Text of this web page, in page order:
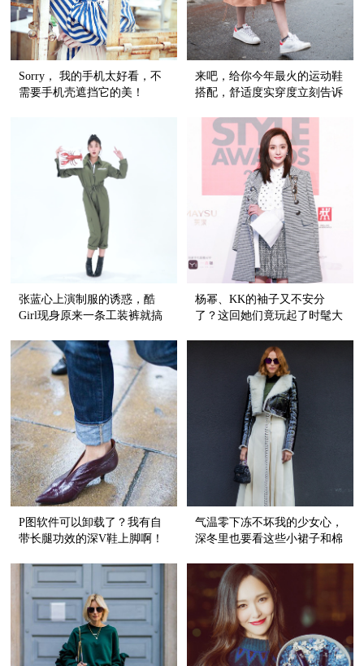
Sorry， 我的手机太好看，不
需要手机壳遮挡它的美！
来吧，给你今年最火的运动鞋
搭配，舒适度实穿度立刻告诉
张蓝心上演制服的诱惑，酷
Girl现身原来一条工装裤就搞
杨幂、KK的袖子又不安分
了？这回她们竟玩起了时髦大
P图软件可以卸载了？我有自
带长腿功效的深V鞋上脚啊！
气温零下冻不坏我的少女心，
深冬里也要看这些小裙子和棉